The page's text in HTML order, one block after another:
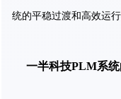
统的平稳过渡和高效运行
一半科技PLM系